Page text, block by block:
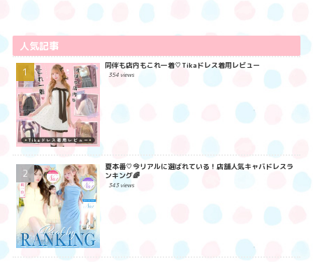
人気記事
同伴も店内もこれ一着♡Tikaドレス着用レビュー
354 views
夏本番♡今リアルに選ばれている！店舗人気キャバドレスラ
ンキング🌈
343 views